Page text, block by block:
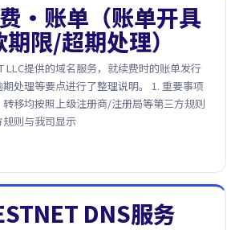
·账单（账单开具
限/超期处理）
LLC提供的域名服务，就续费时的账单发行
处理等要点进行了整理说明。 1. 重要事项
移均按照上级注册商/注册局等第三方规则
则与我司显示
DNS服务